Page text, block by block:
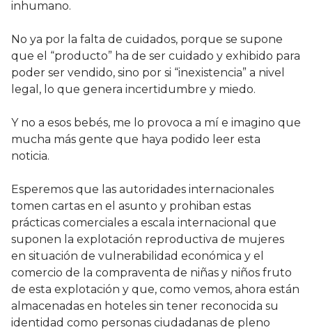
inhumano.
No ya por la falta de cuidados, porque se supone
que el “producto” ha de ser cuidado y exhibido para
poder ser vendido, sino por si “inexistencia” a nivel
legal, lo que genera incertidumbre y miedo.
Y no a esos bebés, me lo provoca a mí e imagino que
mucha más gente que haya podido leer esta
noticia.
Esperemos que las autoridades internacionales
tomen cartas en el asunto y prohiban estas
prácticas comerciales a escala internacional que
suponen la explotación reproductiva de mujeres
en situación de vulnerabilidad económica y el
comercio de la compraventa de niñas y niños fruto
de esta explotación y que, como vemos, ahora están
almacenadas en hoteles sin tener reconocida su
identidad como personas ciudadanas de pleno